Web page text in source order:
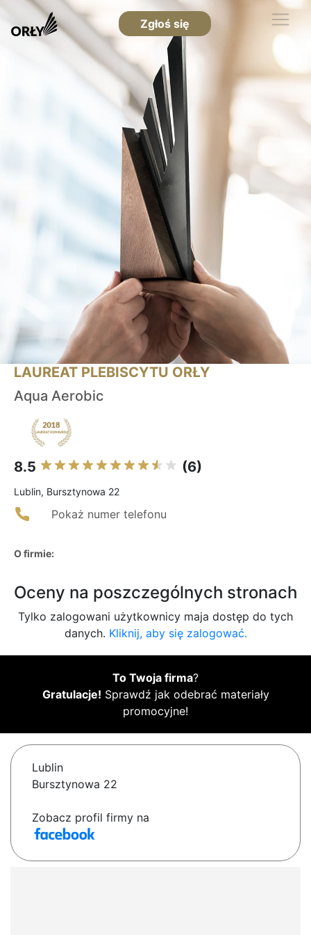
Zgłoś się
LAUREAT PLEBISCYTU ORŁY
Aqua Aerobic
8.5 (6)
Lublin, Bursztynowa 22
Pokaż numer telefonu
O firmie:
Oceny na poszczególnych stronach
Tylko zalogowani użytkownicy maja dostęp do tych
danych. Kliknij, aby się zalogować.
To Twoja firma?
Gratulacje! Sprawdź jak odebrać materiały
promocyjne!
Lublin
Bursztynowa 22
Zobacz profil firmy na